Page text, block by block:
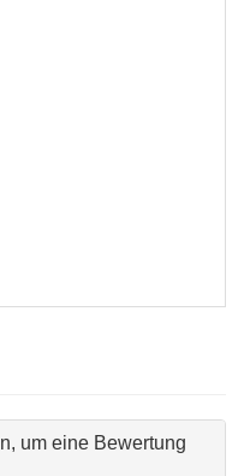
um eine Bewertung